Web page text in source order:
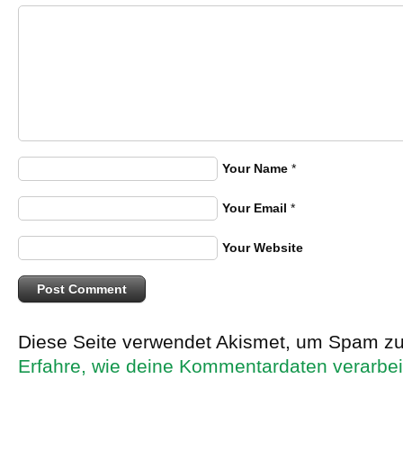
Your Name *
Your Email *
Your Website
Diese Seite verwendet Akismet, um Spam
Erfahre, wie deine Kommentardaten